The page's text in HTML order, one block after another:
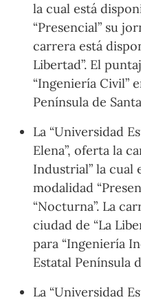
la cual está
“Presencial” su
carrera está
Libertad”. El
“Ingeniería Civil”
Península de
La “Universidad
Elena”, oferta la
Industrial” la cual
modalidad
“Nocturna”. La
ciudad de “La
para “Ingeniería
Estatal Península
La “Universidad